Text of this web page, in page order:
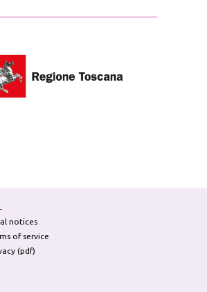
notices
of service
(pdf)